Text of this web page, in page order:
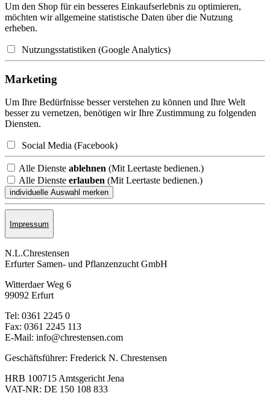
Um den Shop für ein besseres Einkaufserlebnis zu optimieren,
möchten wir allgemeine statistische Daten über die Nutzung
erheben.
Nutzungsstatistiken (Google Analytics)
Marketing
Um Ihre Bedürfnisse besser verstehen zu können und Ihre Welt
besser zu vernetzen, benötigen wir Ihre Zustimmung zu folgenden
Diensten.
Social Media (Facebook)
Alle Dienste ablehnen (Mit Leertaste bedienen.)
Alle Dienste erlauben (Mit Leertaste bedienen.)
Impressum
N.L.Chrestensen
Erfurter Samen- und Pflanzen­zucht GmbH
Witterdaer Weg 6
99092 Erfurt
Tel: 0361 2245 0
Fax: 0361 2245 113
E-Mail: info@chrestensen.com
Geschäftsführer: Frederick N. Chrestensen
HRB 100715 Amtsgericht Jena
VAT-NR: DE 150 108 833